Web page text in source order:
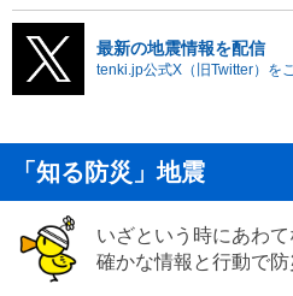
最新の地震情報を配信
tenki.jp公式X（旧Twitter）を
「知る防災」地震
いざという時にあわ
確かな情報と行動で